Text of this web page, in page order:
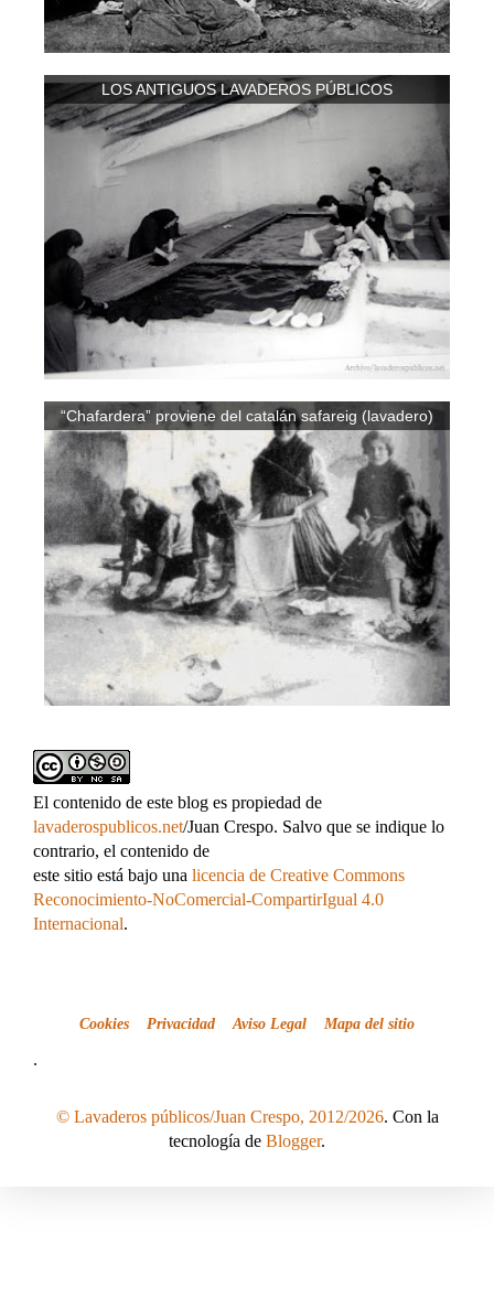
LOS ANTIGUOS LAVADEROS PÚBLICOS
“Chafardera” proviene del catalán safareig (lavadero)
El contenido de este blog es propiedad de
lavaderospublicos.net/Juan Crespo. Salvo que se indique lo
contrario, el contenido de
este sitio está bajo una licencia de Creative Commons
Reconocimiento-NoComercial-CompartirIgual 4.0
Internacional.
Cookies Privacidad Aviso Legal Mapa del sitio
.
© Lavaderos públicos/Juan Crespo, 2012/2026. Con la
tecnología de Blogger.